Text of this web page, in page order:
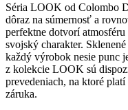
Séria LOOK od Colombo
dôraz na súmernosť a
perfektne dotvorí
svojský charakter.
každý výrobok nesie punc
z kolekcie LOOK sú
prevedeniach, na ktoré
záruka.